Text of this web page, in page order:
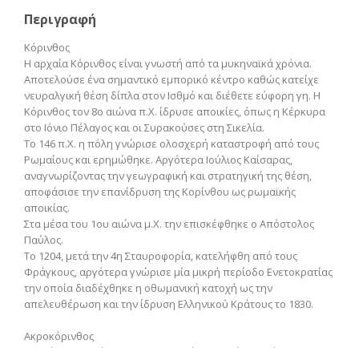
Περιγραφή
Κόρινθος
Η αρχαία Κόρινθος είναι γνωστή από τα μυκηναϊκά χρόνια.
Αποτελούσε ένα σημαντικό εμπορικό κέντρο καθώς κατείχε
νευραλγική θέση δίπλα στον Ισθμό και διέθετε εύφορη γη. Η
Κόρινθος τον 8ο αιώνα π.Χ. ίδρυσε αποικίες, όπως η Κέρκυρα
στο Ιόνιο Πέλαγος και οι Συρακούσες στη Σικελία.
Το 146 π.Χ. η πόλη γνώρισε ολοσχερή καταστροφή από τους
Ρωμαίους και ερημώθηκε. Αργότερα Ιούλιος Καίσαρας,
αναγνωρίζοντας την γεωγραφική και στρατηγική της θέση,
αποφάσισε την επανίδρυση της Κορίνθου ως ρωμαϊκής
αποικίας.
Στα μέσα του 1ου αιώνα μ.Χ. την επισκέφθηκε ο Απόστολος
Παύλος.
Το 1204, μετά την 4η Σταυροφορία, κατελήφθη από τους
Φράγκους, αργότερα γνώρισε μία μικρή περίοδο Ενετοκρατίας
την οποία διαδέχθηκε η οθωμανική κατοχή ως την
απελευθέρωση και την ίδρυση Ελληνικού Κράτους το 1830.
Ακροκόρινθος